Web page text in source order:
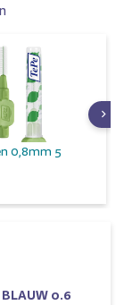
0,8mm 5
BLAUW 0.6